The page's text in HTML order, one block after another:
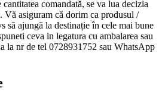
comandată, se va lua decizia
Vă asiguram că dorim ca produsul /
să ajungă la destinație în cele mai bune
ceva in legatura cu ambalarea sau
la nr de tel 0728931752 sau WhatsApp